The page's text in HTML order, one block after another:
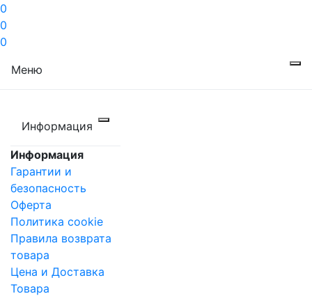
0
0
0
Меню
Информация
Информация
Гарантии и
безопасность
Оферта
Политика cookie
Правила возврата
товара
Цена и Доставка
Товара